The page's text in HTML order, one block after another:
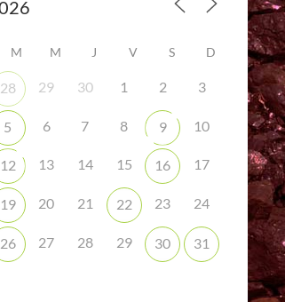
M M J V S D
28 29 30 1 2 3
5 6 7 8 9 10
12 13 14 15 16 17
19 20 21 22 23 24
26 27 28 29 30 31